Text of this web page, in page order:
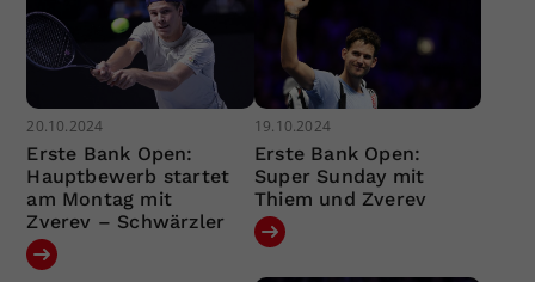
20.10.2024
Erste Bank Open:
Hauptbewerb startet
am Montag mit
Zverev – Schwärzler
19.10.2024
Erste Bank Open:
Super Sunday mit
Thiem und Zverev